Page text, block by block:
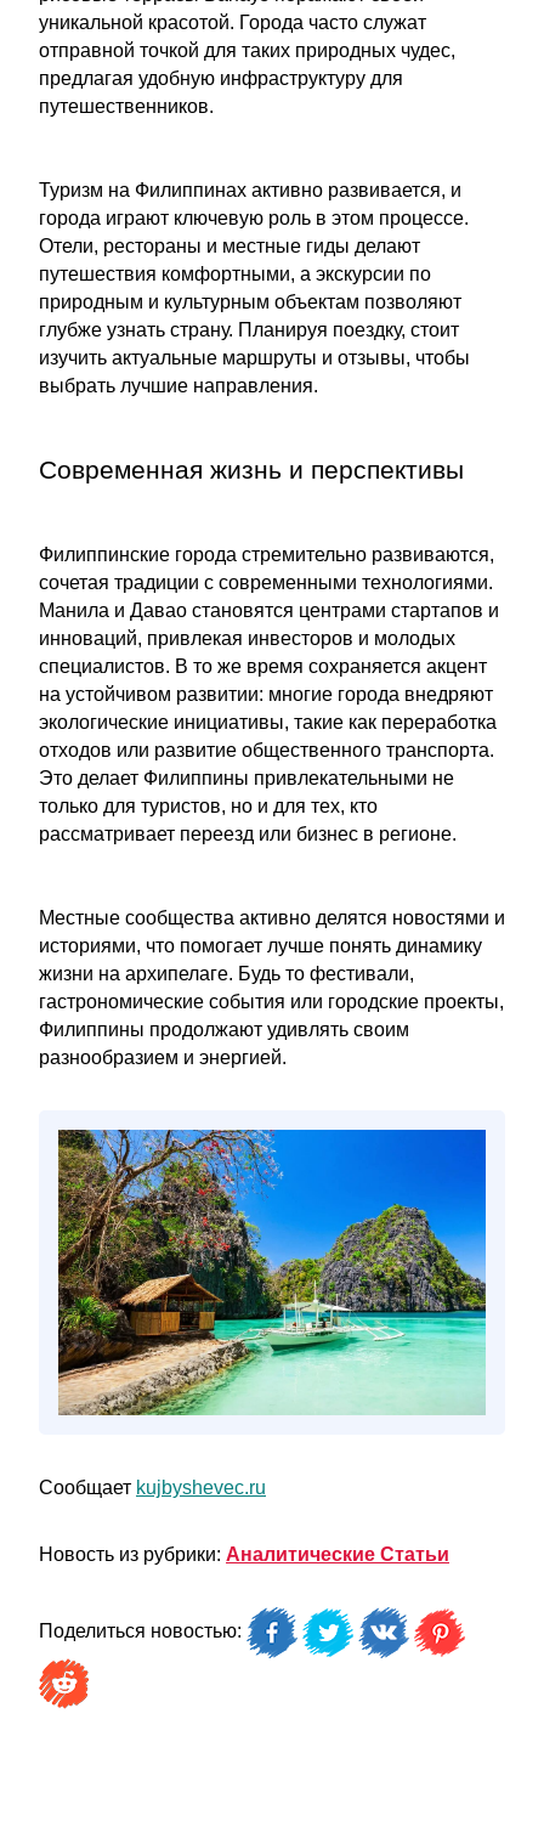
уникальной красотой. Города часто служат
отправной точкой для таких природных чудес,
предлагая удобную инфраструктуру для
путешественников.
Туризм на Филиппинах активно развивается, и
города играют ключевую роль в этом процессе.
Отели, рестораны и местные гиды делают
путешествия комфортными, а экскурсии по
природным и культурным объектам позволяют
глубже узнать страну. Планируя поездку, стоит
изучить актуальные маршруты и отзывы, чтобы
выбрать лучшие направления.
Современная жизнь и перспективы
Филиппинские города стремительно развиваются,
сочетая традиции с современными технологиями.
Манила и Давао становятся центрами стартапов и
инноваций, привлекая инвесторов и молодых
специалистов. В то же время сохраняется акцент
на устойчивом развитии: многие города внедряют
экологические инициативы, такие как переработка
отходов или развитие общественного транспорта.
Это делает Филиппины привлекательными не
только для туристов, но и для тех, кто
рассматривает переезд или бизнес в регионе.
Местные сообщества активно делятся новостями и
историями, что помогает лучше понять динамику
жизни на архипелаге. Будь то фестивали,
гастрономические события или городские проекты,
Филиппины продолжают удивлять своим
разнообразием и энергией.
Сообщает kujbyshevec.ru
Новость из рубрики: Аналитические Статьи
Поделиться новостью: